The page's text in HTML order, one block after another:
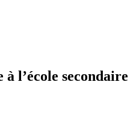
l’école secondaire